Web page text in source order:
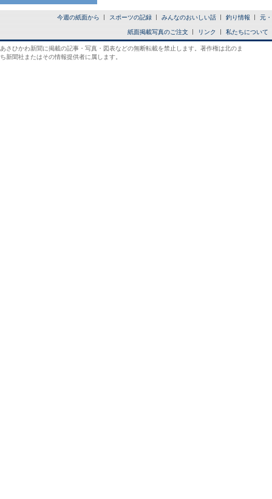
今週の紙面から スポーツの記録 みんなのおいしい話 釣り情報 元
紙面掲載写真のご注文 リンク 私たちについて
あさひかわ新聞に掲載の記事・写真・図表などの無断転載を禁止します。著作権は北のま
ち新聞社またはその情報提供者に属します。